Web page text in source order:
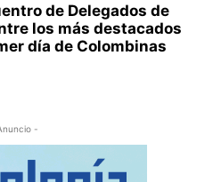
de Delegados de
los más destacados
día de Colombinas
-